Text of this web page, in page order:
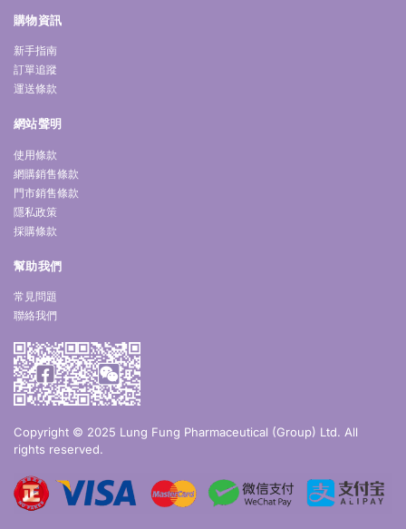
購物資訊
新手指南
訂單追蹤
運送條款
網站聲明
使用條款
網購銷售條款
門市銷售條款
隱私政策
採購條款
幫助我們
常見問題
聯絡我們
Copyright © 2025 Lung Fung Pharmaceutical (Group) Ltd. All
rights reserved.